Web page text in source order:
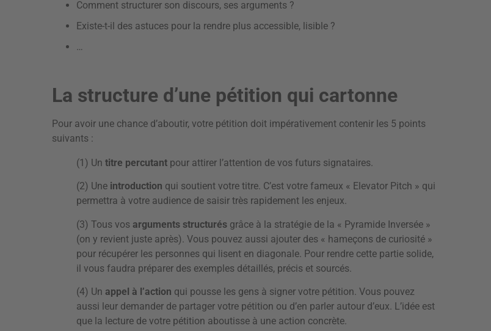
Comment structurer son discours, ses arguments ?
Existe-t-il des astuces pour la rendre plus accessible, lisible ?
…
La structure d’une pétition qui cartonne
Pour avoir une chance d’aboutir, votre pétition doit impérativement contenir les 5 points
suivants :
(1) Un titre percutant pour attirer l’attention de vos futurs signataires.
(2) Une introduction qui soutient votre titre. C’est votre fameux « Elevator Pitch » qui
permettra à votre audience de saisir très rapidement les enjeux.
(3) Tous vos arguments structurés grâce à la stratégie de la « Pyramide Inversée »
(on y revient juste après). Vous pouvez aussi ajouter des « hameçons de curiosité »
pour récupérer les personnes qui lisent en diagonale. Pour rendre cette partie solide,
il vous faudra préparer des exemples détaillés, précis et sourcés.
(4) Un appel à l’action qui pousse les gens à signer votre pétition. Vous pouvez
aussi leur demander de partager votre pétition ou d’en parler autour d’eux. L’idée est
que la lecture de votre pétition aboutisse à une action concrète.